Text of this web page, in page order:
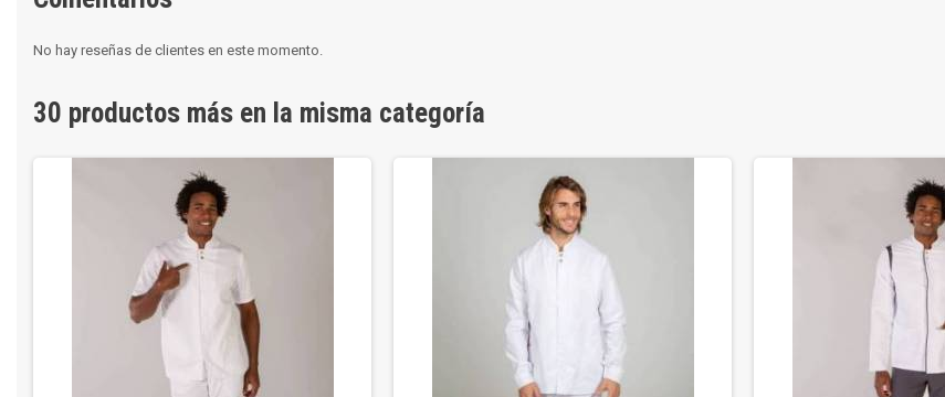
No hay reseñas de clientes en este momento.
30 productos más en la misma categoría